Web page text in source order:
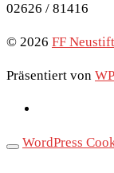
02626 / 81416
© 2026 FF
Präsentiert von WP
WordPress